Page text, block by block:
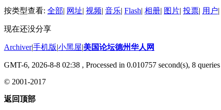
按类型查看: 全部| 网址| 视频| 音乐| Flash| 相册| 图片| 投票| 用户|
现在还没分享
Archiver|手机版|小黑屋|美国论坛德州华人网
GMT-6, 2026-8-8 02:38 , Processed in 0.010757 second(s), 8
© 2001-2017
返回顶部